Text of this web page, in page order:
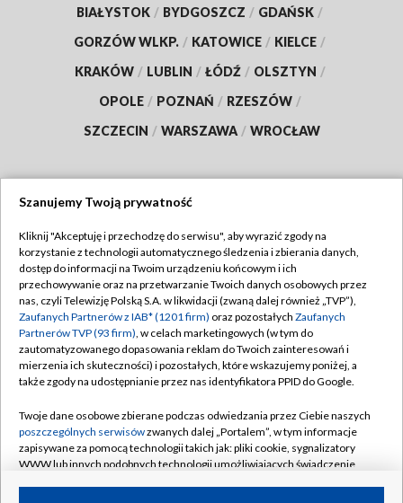
BIAŁYSTOK / BYDGOSZCZ / GDAŃSK /
GORZÓW WLKP. / KATOWICE / KIELCE /
KRAKÓW / LUBLIN / ŁÓDŹ / OLSZTYN /
OPOLE / POZNAŃ / RZESZÓW /
SZCZECIN / WARSZAWA / WROCŁAW
TVP
Abonament TVP
Emisja w TVP
Centrum informacji TVP
Naziemna Telewizja Cyfrowa
Rada Programowa
System NOS
Informacje o nadawcy
Regulamin TVP
Polityka prywatności
Moje zgody
Pomoc
Kontakt
Kanały
Szanujemy Twoją prywatność
Kliknij "Akceptuję i przechodzę do serwisu", aby wyrazić zgody na
korzystanie z technologii automatycznego śledzenia i zbierania danych,
dostęp do informacji na Twoim urządzeniu końcowym i ich
przechowywanie oraz na przetwarzanie Twoich danych osobowych przez
nas, czyli Telewizję Polską S.A. w likwidacji (zwaną dalej również „TVP”),
Zaufanych Partnerów z IAB* (1201 firm) oraz pozostałych Zaufanych
Partnerów TVP (93 firm), w celach marketingowych (w tym do
zautomatyzowanego dopasowania reklam do Twoich zainteresowań i
mierzenia ich skuteczności) i pozostałych, które wskazujemy poniżej, a
także zgody na udostępnianie przez nas identyfikatora PPID do Google.
Twoje dane osobowe zbierane podczas odwiedzania przez Ciebie naszych
poszczególnych serwisówzwanych dalej „Portalem”, w tym informacje
zapisywane za pomocą technologii takich jak: pliki cookie, sygnalizatory
WWW lub innych podobnych technologii umożliwiających świadczenie